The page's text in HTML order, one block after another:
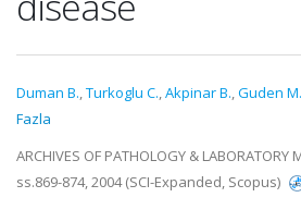
Duman B.,Turkoglu C.,Akpinar B.,Guden M.
Fazla
ARCHIVES OF PATHOLOGY & LABORATORY
ss.869-874, 2004 (SCI-Expanded, Scopus)